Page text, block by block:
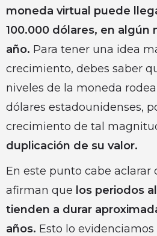
moneda virtual puede
100.000 dólares, en
año. Para tener una idea
crecimiento, debes saber
niveles de la moneda
dólares estadounidenses,
crecimiento de tal
duplicación de su valor.
En este punto cabe aclarar
afirman que los periodos
tienden a durar
años. Esto lo